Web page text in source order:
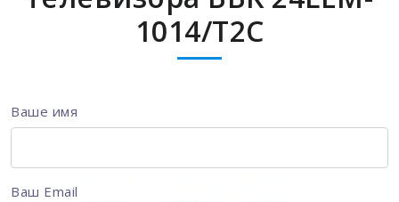
1014/T2C
Ваше имя
Ваш Email